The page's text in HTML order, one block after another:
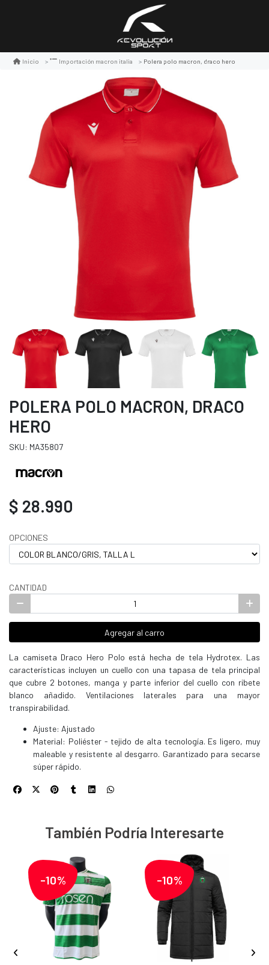
Inicio Importación macron italia Polera polo macron, draco hero
POLERA POLO MACRON, DRACO
HERO
SKU: MA35807
$ 28.990
OPCIONES
CANTIDAD
Agregar al carro
La camiseta Draco Hero Polo está hecha de tela Hydrotex. Las
características incluyen un cuello con una tapasa de tela principal
que cubre 2 botones, manga y parte inferior del cuello con ribete
blanco añadido. Ventilaciones laterales para una mayor
transpirabilidad.
Ajuste: Ajustado
Material: Poliéster - tejido de alta tecnología. Es ligero, muy
maleable y resistente al desgarro. Garantizado para secarse
súper rápido.
También Podría Interesarte
-10% -10%